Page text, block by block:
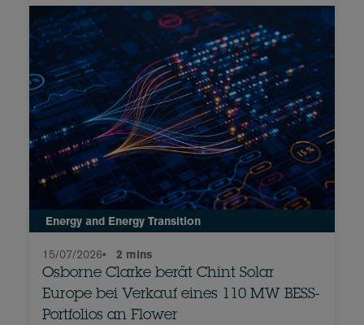
Energy and Energy Transition
Osborne Clarke berät Chint Solar
Europe bei Verkauf eines 110 MW BESS-
Portfolios an Flower
15/07/2026• 2 mins